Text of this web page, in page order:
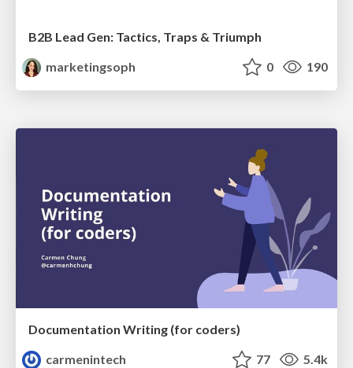
B2B Lead Gen: Tactics, Traps & Triumph
marketingsoph
0 190
Documentation Writing (for coders)
carmenintech
77 5.4k